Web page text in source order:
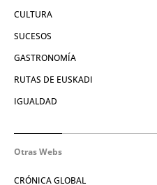
CULTURA
SUCESOS
GASTRONOMÍA
RUTAS DE EUSKADI
IGUALDAD
Otras Webs
CRÓNICA GLOBAL